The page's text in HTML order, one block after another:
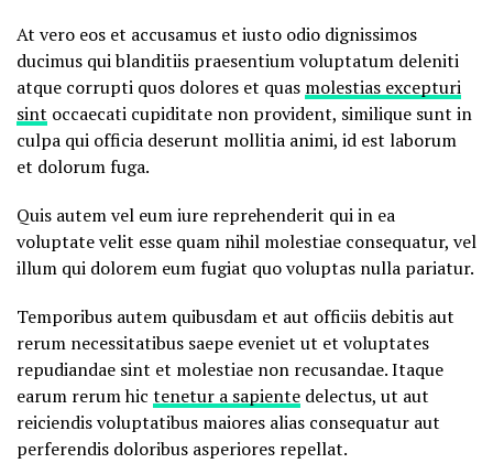
At vero eos et accusamus et iusto odio dignissimos
ducimus qui blanditiis praesentium voluptatum deleniti
atque corrupti quos dolores et quas molestias excepturi
sint occaecati cupiditate non provident, similique sunt in
culpa qui officia deserunt mollitia animi, id est laborum
et dolorum fuga.
Quis autem vel eum iure reprehenderit qui in ea
voluptate velit esse quam nihil molestiae consequatur, vel
illum qui dolorem eum fugiat quo voluptas nulla pariatur.
Temporibus autem quibusdam et aut officiis debitis aut
rerum necessitatibus saepe eveniet ut et voluptates
repudiandae sint et molestiae non recusandae. Itaque
earum rerum hic tenetur a sapiente delectus, ut aut
reiciendis voluptatibus maiores alias consequatur aut
perferendis doloribus asperiores repellat.